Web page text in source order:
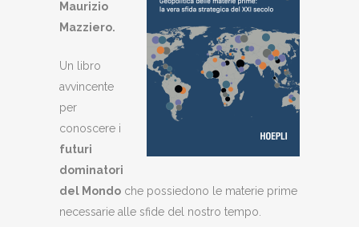
Maurizio
Mazziero.
Un libro
avvincente
per
conoscere i
futuri
dominatori
del Mondo che possiedono le materie prime
necessarie alle sfide del nostro tempo.